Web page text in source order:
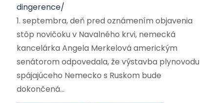
dingerence/
1. septembra, deň pred oznámením objavenia
stôp novičoku v Navalného krvi, nemecká
kancelárka Angela Merkelová americkým
senátorom odpovedala, že výstavba plynovodu
spájajúceho Nemecko s Ruskom bude
dokončená…